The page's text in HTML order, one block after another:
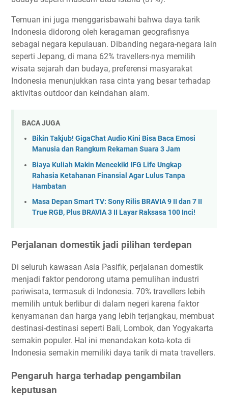
Temuan ini juga menggarisbawahi bahwa daya tarik
Indonesia didorong oleh keragaman geografisnya
sebagai negara kepulauan. Dibanding negara-negara lain
seperti Jepang, di mana 62% travellers-nya memilih
wisata sejarah dan budaya, preferensi masyarakat
Indonesia menunjukkan rasa cinta yang besar terhadap
aktivitas outdoor dan keindahan alam.
BACA JUGA
Bikin Takjub! GigaChat Audio Kini Bisa Baca Emosi
Manusia dan Rangkum Rekaman Suara 3 Jam
Biaya Kuliah Makin Mencekik! IFG Life Ungkap
Rahasia Ketahanan Finansial Agar Lulus Tanpa
Hambatan
Masa Depan Smart TV: Sony Rilis BRAVIA 9 II dan 7 II
True RGB, Plus BRAVIA 3 II Layar Raksasa 100 Inci!
Perjalanan domestik jadi pilihan terdepan
Di seluruh kawasan Asia Pasifik, perjalanan domestik
menjadi faktor pendorong utama pemulihan industri
pariwisata, termasuk di Indonesia. 70% travellers lebih
memilih untuk berlibur di dalam negeri karena faktor
kenyamanan dan harga yang lebih terjangkau, membuat
destinasi-destinasi seperti Bali, Lombok, dan Yogyakarta
semakin populer. Hal ini menandakan kota-kota di
Indonesia semakin memiliki daya tarik di mata travellers.
Pengaruh harga terhadap pengambilan
keputusan